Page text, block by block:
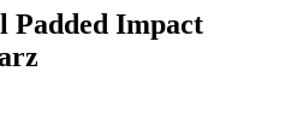
Impact